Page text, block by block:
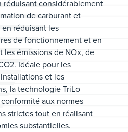
réduisant considérablement
de carburant et
en réduisant les
de fonctionnement et en
les émissions de NOx, de
Idéale pour les
et les
la technologie TriLo
aux normes
strictes tout en réalisant
substantielles.